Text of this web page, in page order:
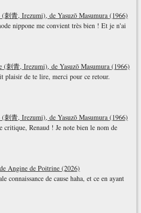
(刺青, Irezumi), de Yasuzō Masumura (1966)
nippone me convient très bien ! Et je n'ai
(刺青, Irezumi), de Yasuzō Masumura (1966)
plaisir de te lire, merci pour ce retour.
(刺青, Irezumi), de Yasuzō Masumura (1966)
critique, Renaud ! Je note bien le nom de
Angine de Poitrine (2026)
connaissance de cause haha, et ce en ayant